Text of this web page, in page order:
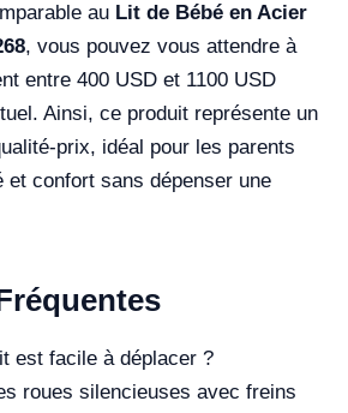
au Lit de Bébé en Acier
, vous pouvez vous attendre à
entre 400 USD et 1100 USD
Ainsi, ce produit représente un
prix, idéal pour les parents
et confort sans dépenser une
est facile à déplacer ?
roues silencieuses avec freins